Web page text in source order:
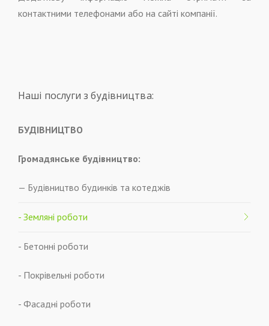
контактними телефонами або на сайті компанії.
Наші послуги з будівництва:
БУДІВНИЦТВО
Громадянське будівництво:
— Будівництво будинків та котеджів
- Земляні роботи
- Бетонні роботи
- Покрівельні роботи
- Фасадні роботи